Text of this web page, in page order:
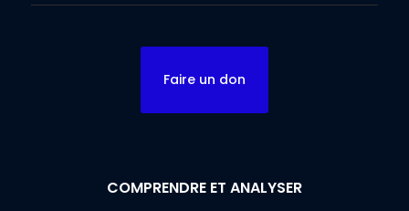
Faire un don
COMPRENDRE ET ANALYSER